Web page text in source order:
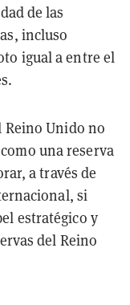
de las
incluso
igual a entre el
Reino Unido no
una reserva
a través de
si
estratégico y
del Reino